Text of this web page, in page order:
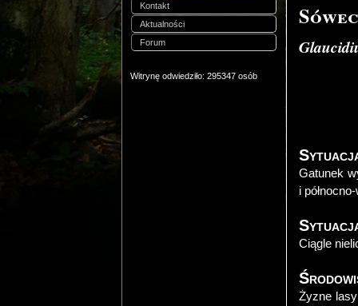
Kontakt
Aktualności
Forum
Witrynę odwiedziło: 295347 osób
Gatunek
i
Ciągle
Żyzne